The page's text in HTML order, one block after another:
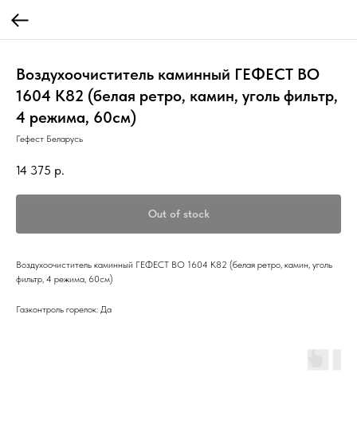
Воздухоочиститель каминный ГЕФЕСТ ВО
1604 К82 (белая ретро, камин, уголь фильтр,
4 режима, 60см)
Гефест Беларусь
14 375 р.
Out of stock
Воздухоочиститель каминный ГЕФЕСТ ВО 1604 К82 (белая ретро, камин, уголь
фильтр, 4 режима, 60см)
Газконтроль горелок: Да